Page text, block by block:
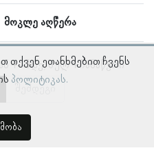
მოკლე აღწერა
4–მდე, სულ 4 ჩანაწერი
შემდეგი
თქვენ ეთანხმებით ჩვენს
პოლიტიკას.